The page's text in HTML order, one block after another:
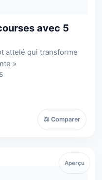
avec 5
attelé qui transforme
»
⚖ Comparer
Aperçu